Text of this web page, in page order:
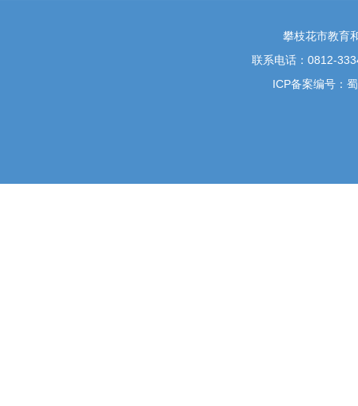
攀枝花市教育
联系电话：0812-
ICP备案编号：